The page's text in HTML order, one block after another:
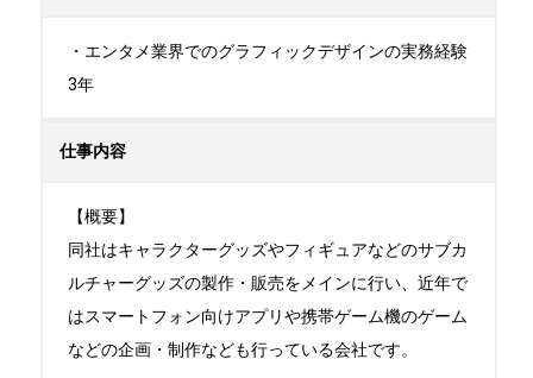
・エンタメ業界でのグラフィックデザインの実務経験
3年
仕事内容
【概要】
同社はキャラクターグッズやフィギュアなどのサブカ
ルチャーグッズの製作・販売をメインに行い、近年で
はスマートフォン向けアプリや携帯ゲーム機のゲーム
などの企画・制作なども行っている会社です。